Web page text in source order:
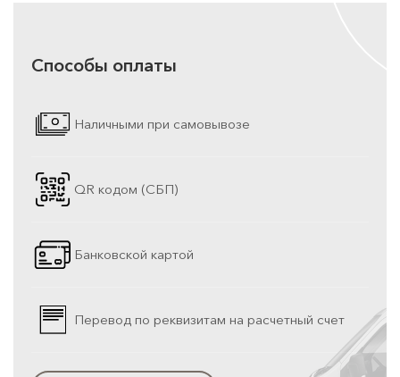
Способы оплаты
Наличными при самовывозе
QR кодом (СБП)
Банковской картой
Перевод по реквизитам на расчетный счет